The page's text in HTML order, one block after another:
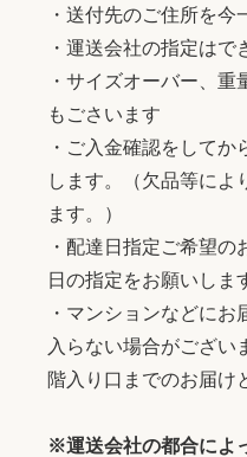
・送付先のご住所を今
・運送会社の指定はで
・サイズオーバー、
もごさいます
・ご入金確認をして
します。（欠品等によ
ます。）
・配達日指定ご希望
日の指定をお願いしま
・マンションなどに
入らない場合がござい
階入り口までのお届け
※運送会社の都合によ